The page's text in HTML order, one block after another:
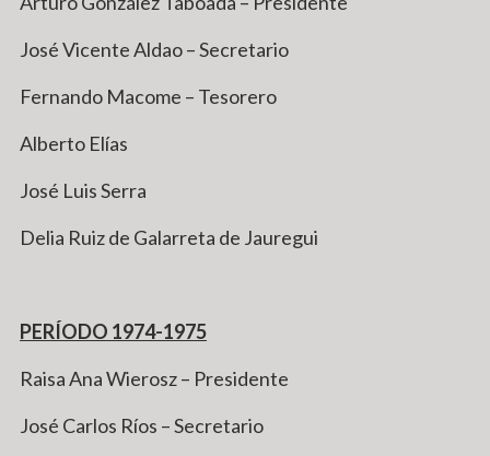
José Vicente Aldao – Secretario
Fernando Macome – Tesorero
Alberto Elías
José Luis Serra
Delia Ruiz de Galarreta de Jauregui
PERÍODO 1974-1975
Raisa Ana Wierosz – Presidente
José Carlos Ríos – Secretario